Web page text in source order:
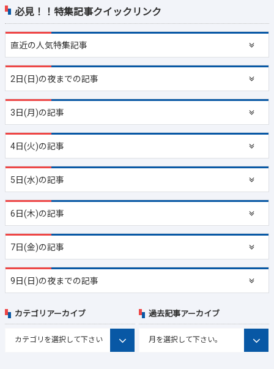
必見！！特集記事クイックリンク
直近の人気特集記事
2日(日)の夜までの記事
3日(月)の記事
4日(火)の記事
5日(水)の記事
6日(木)の記事
7日(金)の記事
9日(日)の夜までの記事
カテゴリアーカイブ 過去記事アーカイブ